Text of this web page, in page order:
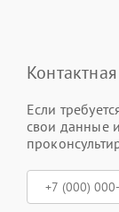
Если
свои данные